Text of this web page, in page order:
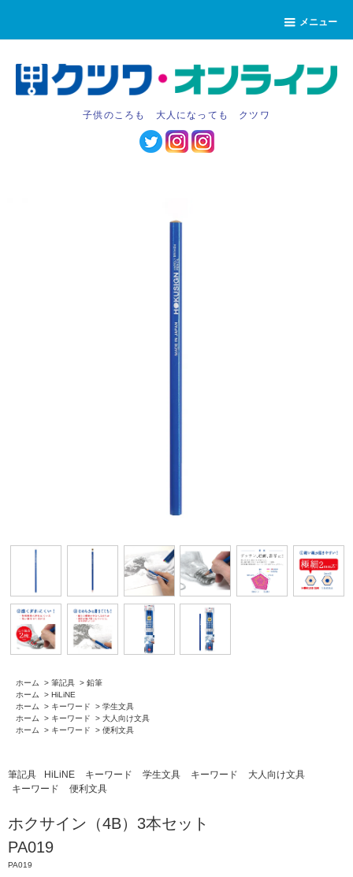
メニュー
子供のころも 大人になっても クツワ
ホーム > 筆記具 > 鉛筆
ホーム
> HiLiNE
ホーム
> キーワード > 学生文具
ホーム
> キーワード > 大人向け文具
ホーム
> キーワード > 便利文具
筆記具 HiLiNE キーワード 学生文具 キーワード
大人向け文具
キーワード
便利文具
ホクサイン（4B）3本セット
PA019
PA019